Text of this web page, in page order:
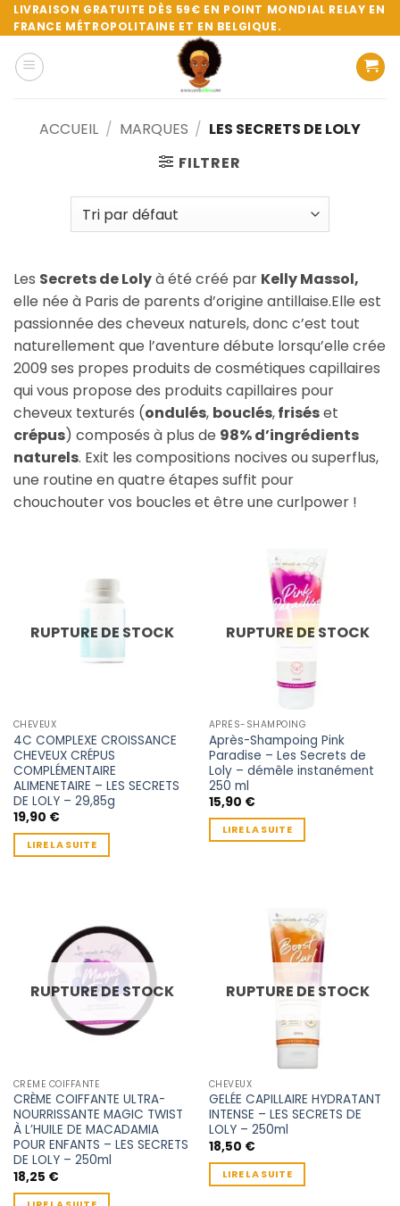
Passer
au
contenu
LIVRAISON GRATUITE DÈS 59€ EN POINT MONDIAL RELAY EN
FRANCE MÉTROPOLITAINE ET EN BELGIQUE.
ACCUEIL / MARQUES / LES SECRETS DE LOLY
FILTRER
Les Secrets de Lolyà été créé par Kelly Massol,
elle née à Paris de parents d’origine antillaise.Elle est
passionnée des cheveux naturels, donc c’est tout
naturellement que l’aventure débute lorsqu’elle crée
2009 ses propes produits de cosmétiques capillaires
qui vous propose des produits capillaires pour
cheveux texturés (ondulés, bouclés,friséset
crépus) composés à plus de 98% d’ingrédients
naturels. Exit les compositions nocives ou superflus,
une routine en quatre étapes suffit pour
chouchouter vos boucles et être une curlpower !
RUPTURE DE STOCK
CHEVEUX
4C COMPLEXE CROISSANCE
CHEVEUX CRÉPUS
COMPLÉMENTAIRE
ALIMENETAIRE – LES SECRETS
DE LOLY – 29,85g
19,90 €
LIRE LA SUITE
RUPTURE DE STOCK
APRÈS-SHAMPOING
Après-Shampoing Pink
Paradise – Les Secrets de
Loly – démêle instanément
250 ml
15,90 €
LIRE LA SUITE
RUPTURE DE STOCK
CRÈME COIFFANTE
CRÈME COIFFANTE ULTRA-
NOURRISSANTE MAGIC TWIST
À L’HUILE DE MACADAMIA
POUR ENFANTS – LES SECRETS
DE LOLY – 250ml
18,25 €
RUPTURE DE STOCK
CHEVEUX
GELÉE CAPILLAIRE HYDRATANT
INTENSE – LES SECRETS DE
LOLY – 250ml
18,50 €
LIRE LA SUITE